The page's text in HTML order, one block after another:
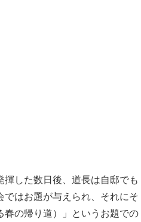
した数日後、道長は自邸でも
はお題が与えられ、それにそ
春の帰り道）」というお題での